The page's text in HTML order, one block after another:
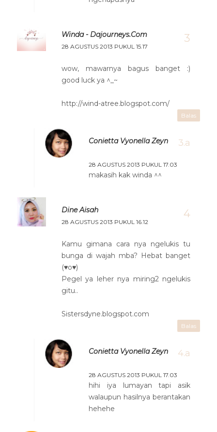
Winda - Dajourneys.com
28 AGUSTUS 2013 PUKUL 15.17
wow, mawarnya bagus banget :)
good luck ya ^_~
http://wind-atree.blogspot.com/
Balas
Conietta Vyonella Zeyn
28 AGUSTUS 2013 PUKUL 17.03
makasih kak winda ^^
Dine Aisah
28 AGUSTUS 2013 PUKUL 16.12
Kamu gimana cara nya ngelukis tu
bunga di wajah mba? Hebat banget
(♥o♥)
Pegel ya leher nya miring2 ngelukis
gitu..
Sistersdyne.blogspot.com
Balas
Conietta Vyonella Zeyn
28 AGUSTUS 2013 PUKUL 17.03
hihi iya lumayan tapi asik
walaupun hasilnya berantakan
hehehe